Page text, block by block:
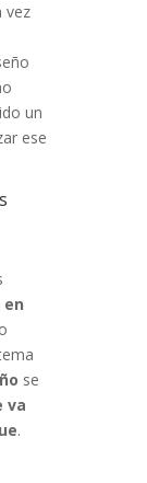
vez
un
ese
se
va
.